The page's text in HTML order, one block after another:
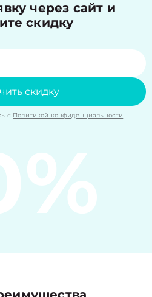
через сайт и
скидку
скидку
с Политикой конфиденциальности